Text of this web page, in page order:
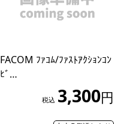
FACOM ﾌｧｺﾑ/ﾌｧｽﾄｱｸｼｮﾝｺﾝ
ﾋﾞ…
税込 3,300円